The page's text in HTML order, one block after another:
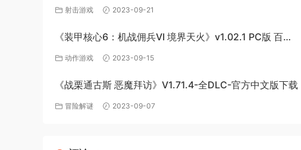
网盘射击游戏 2023-09-21
《装甲核心6：机战佣兵VI 境界天火》v1.02.1 PC版 百度
网盘免费下载
动作游戏 2023-09-15
《战栗通古斯 恶魔拜访》V1.71.4-全DLC-官方中文版下载
冒险解谜 2023-09-07